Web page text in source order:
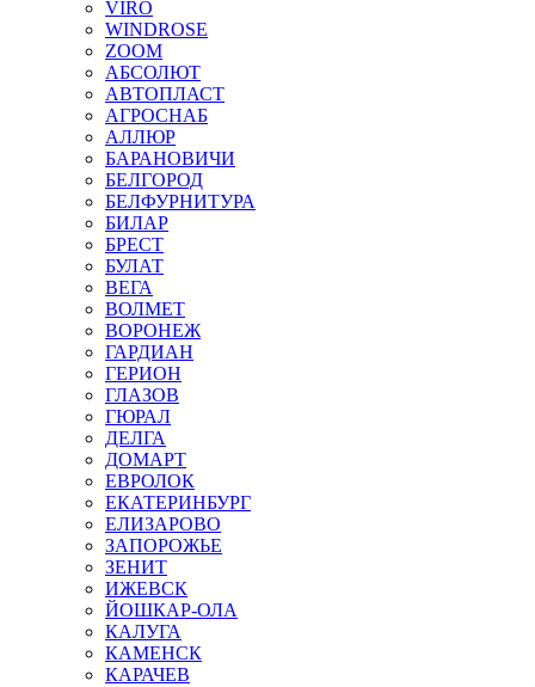
VIRO
WINDROSE
ZOOM
АБСОЛЮТ
АВТОПЛАСТ
АГРОСНАБ
АЛЛЮР
БАРАНОВИЧИ
БЕЛГОРОД
БЕЛФУРНИТУРА
БИЛАР
БРЕСТ
БУЛАТ
ВЕГА
ВОЛМЕТ
ВОРОНЕЖ
ГАРДИАН
ГЕРИОН
ГЛАЗОВ
ГЮРАЛ
ДЕЛГА
ДОМАРТ
ЕВРОЛОК
ЕКАТЕРИНБУРГ
ЕЛИЗАРОВО
ЗАПОРОЖЬЕ
ЗЕНИТ
ИЖЕВСК
ЙОШКАР-ОЛА
КАЛУГА
КАМЕНСК
КАРАЧЕВ